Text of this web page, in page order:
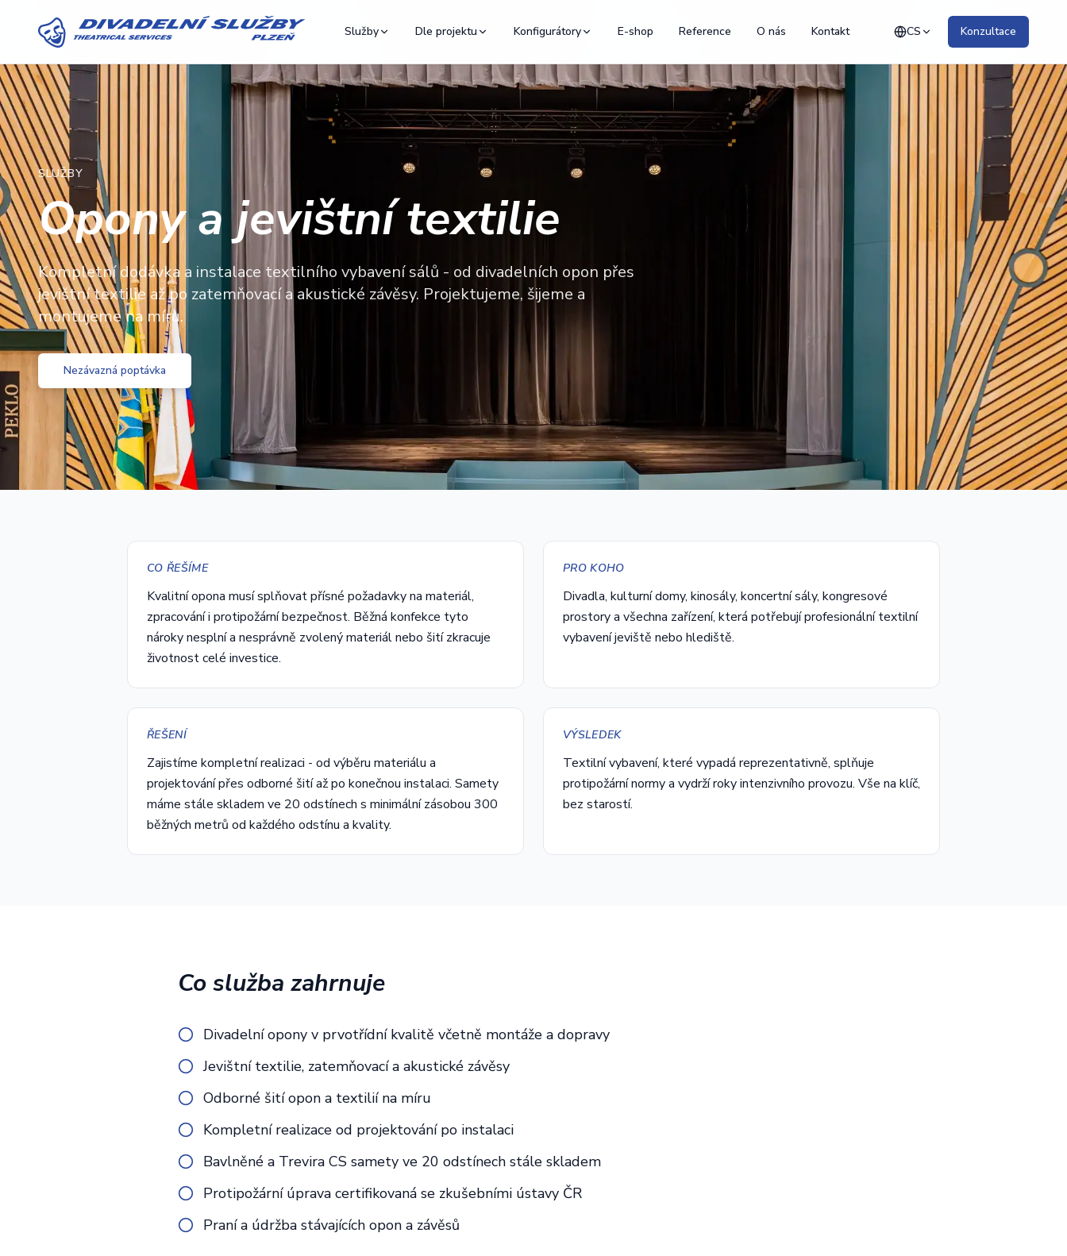
Služby Dle projektu Konfigurátory E-shop Reference O nás Kontakt CS Konzultace
SLUŽBY
Opony a jevištní textilie
Kompletní dodávka a instalace textilního vybavení sálů - od divadelních opon přes
jevištní textilie až po zatemňovací a akustické závěsy. Projektujeme, šijeme a
montujeme na míru.
Nezávazná poptávka
CO ŘEŠÍME
Kvalitní opona musí splňovat přísné požadavky na materiál,
zpracování i protipožární bezpečnost. Běžná konfekce tyto
nároky nesplní a nesprávně zvolený materiál nebo šití zkracuje
životnost celé investice.
PRO KOHO
Divadla, kulturní domy, kinosály, koncertní sály, kongresové
prostory a všechna zařízení, která potřebují profesionální textilní
vybavení jeviště nebo hlediště.
ŘEŠENÍ
Zajistíme kompletní realizaci - od výběru materiálu a
projektování přes odborné šití až po konečnou instalaci. Samety
máme stále skladem ve 20 odstínech s minimální zásobou 300
běžných metrů od každého odstínu a kvality.
VÝSLEDEK
Textilní vybavení, které vypadá reprezentativně, splňuje
protipožární normy a vydrží roky intenzivního provozu. Vše na klíč,
bez starostí.
Co služba zahrnuje
Divadelní opony v prvotřídní kvalitě včetně montáže a dopravy
Jevištní textilie, zatemňovací a akustické závěsy
Odborné šití opon a textilií na míru
Kompletní realizace od projektování po instalaci
Bavlněné a Trevira CS samety ve 20 odstínech stále skladem
Protipožární úprava certifikovaná se zkušebními ústavy ČR
Praní a údržba stávajících opon a závěsů